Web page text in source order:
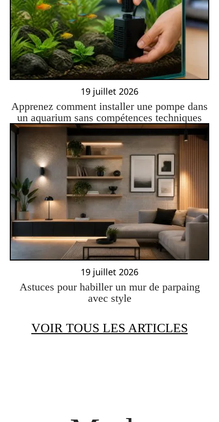
19 juillet 2026
Apprenez comment installer une pompe dans
un aquarium sans compétences techniques
19 juillet 2026
Astuces pour habiller un mur de parpaing
avec style
VOIR TOUS LES ARTICLES